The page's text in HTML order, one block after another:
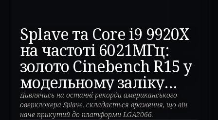
Splave та Core i9 9920X
на частоті 6021МГц:
золото Cinebench R15 у
модельному заліку
процесора
Дивлячись на останні рекорди американського
оверклокера Splave, складається враження, що він
наче прикутий до платформи LGA2066.